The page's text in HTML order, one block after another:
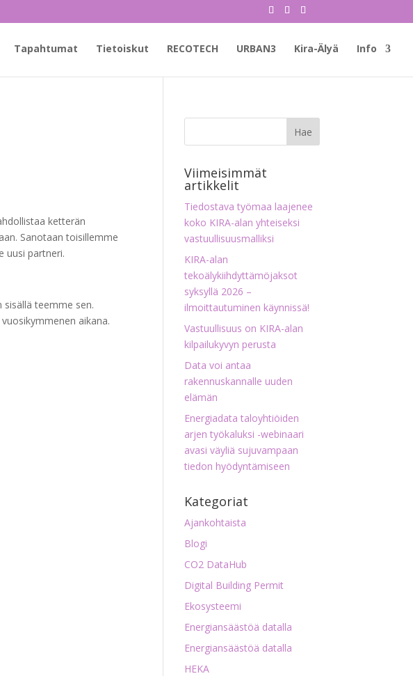
Tapahtumat Tietoiskut RECOTECH URBAN3 Kira-Älyä Info
ketterän
Sanotaan toisillemme
uusi partneri.
teemme sen.
aikana.
Viimeisimmät
artikkelit
Tiedostava työmaa laajenee
koko KIRA-alan yhteiseksi
vastuullisuusmalliksi
KIRA-alan
tekoälykiihdyttämöjaksot
syksyllä 2026 –
ilmoittautuminen käynnissä!
Vastuullisuus on KIRA-alan
kilpailukyvyn perusta
Data voi antaa
rakennuskannalle uuden
elämän
Energiadata taloyhtiöiden
arjen työkaluksi -webinaari
avasi väyliä sujuvampaan
tiedon hyödyntämiseen
Kategoriat
Ajankohtaista
Blogi
CO2 DataHub
Digital Building Permit
Ekosysteemi
Energiansäästöä datalla
Energiansäästöä datalla
HEKA